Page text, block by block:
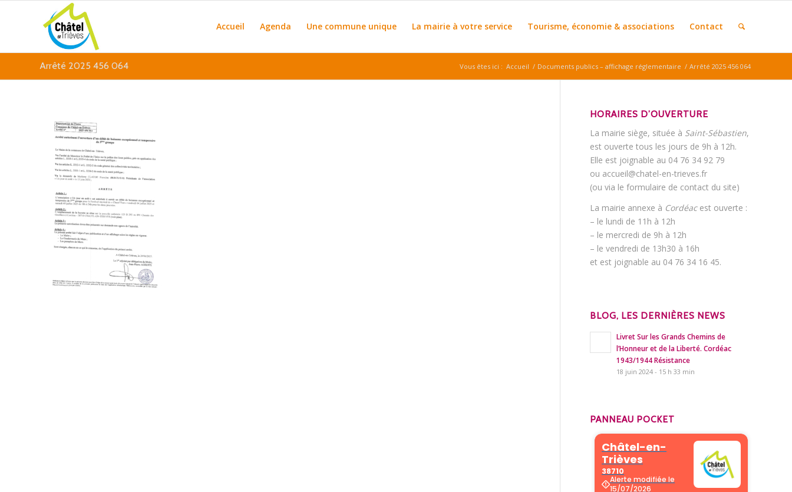
Accueil Agenda Une commune unique La mairie à votre service Tourisme, économie & associations Contact
Arrêté 2025 456 064 Vous êtes ici : Accueil / Documents publics – affichage réglementaire / Arrêté 2025 456 064
HORAIRES D’OUVERTURE
La mairie siège, située à Saint-Sébastien,
est ouverte tous les jours de 9h à 12h.
Elle est joignable au 04 76 34 92 79
ou accueil@chatel-en-trieves.fr
(ou via le formulaire de contact du site)
La mairie annexe à Cordéacest ouverte :
– le lundi de 11h à 12h
– le mercredi de 9h à 12h
– le vendredi de 13h30 à 16h
et est joignable au 04 76 34 16 45.
BLOG, LES DERNIÈRES NEWS
Livret Sur les Grands Chemins de
l’Honneur et de la Liberté. Cordéac
1943/1944 Résistance
18 juin 2024 - 15 h 33 min
PANNEAU POCKET